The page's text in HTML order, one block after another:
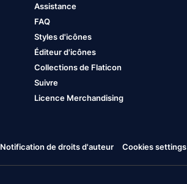
Assistance
FAQ
Styles d'icônes
Éditeur d'icônes
Collections de Flaticon
Suivre
Licence Merchandising
Notification de droits d'auteur Cookies settings